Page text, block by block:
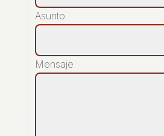
Asunto
Mensaje